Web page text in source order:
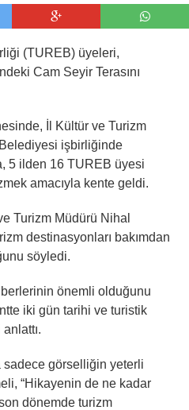
(TUREB) üyeleri,
Cam Seyir Terasını
İl Kültür ve Turizm
işbirliğinde
5 ilden 16 TUREB üyesi
amacıyla kente geldi.
Turizm Müdürü Nihal
destinasyonları bakımdan
söyledi.
önemli olduğunu
iki gün tarihi ve turistik
sadece görselliğin yeterli
“Hikayenin de ne kadar
dönemde turizm